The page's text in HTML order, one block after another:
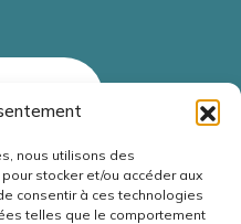
nous utilisons des
stocker et/ou accéder aux
consentir à ces technologies
telles que le comportement